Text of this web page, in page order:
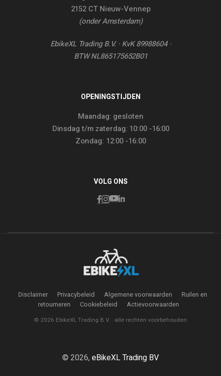
2152 CT Nieuw-Vennep
(onder Amsterdam)
EbikeXL Trading B.V. · KvK 89988604 ·
BTW NL865175652B01
OPENINGSTIJDEN
Maandag: gesloten
Dinsdag t/m zaterdag: 10:00 -16:00
Zondag: 12:00 -16:00
VOLG ONS
Disclaimer Privacybeleid Algemene voorwaarden
Ruilen en
retourneren
Cookiebeleid Actievoorwaarden
© 2026 EbikeXL Trading B.V. · alle rechten voorbehouden
© 2026, eBikeXL Trading BV